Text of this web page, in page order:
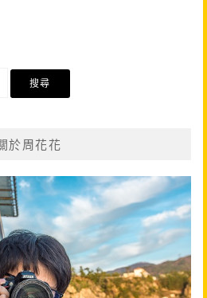
於周花花